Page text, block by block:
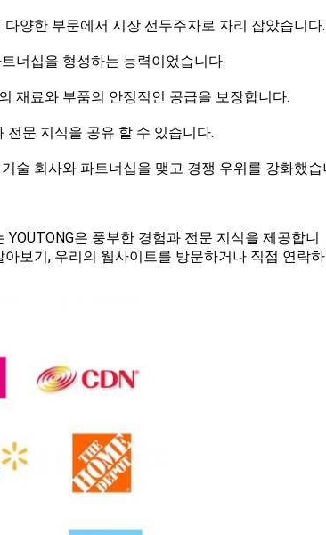
양한 부문에서 시장 선두주자로 자리 잡았습니다.
너십을 형성하는 능력이었습니다.
재료와 부품의 안정적인 공급을 보장합니다.
문 지식을 공유 할 수 있습니다.
술 회사와 파트너십을 맺고 경쟁 우위를 강화했습
은 풍부한 경험과 전문 지식을 제공합니
보기, 우리의 웹사이트를 방문하거나 직접 연락